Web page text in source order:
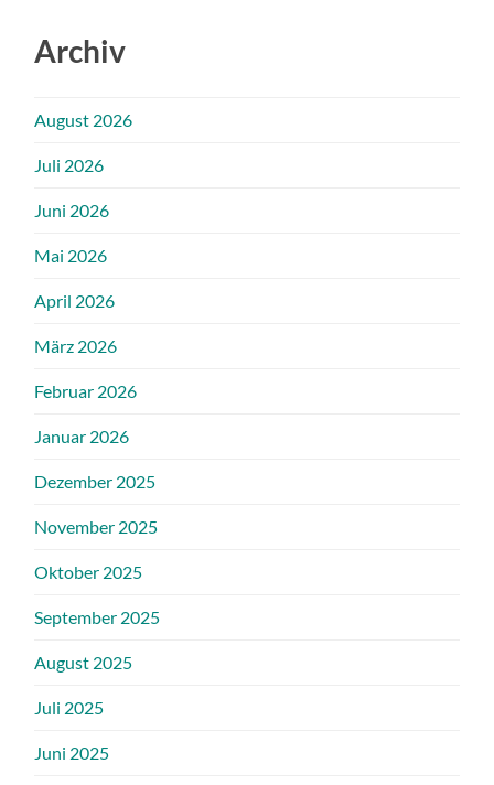
Archiv
August 2026
Juli 2026
Juni 2026
Mai 2026
April 2026
März 2026
Februar 2026
Januar 2026
Dezember 2025
November 2025
Oktober 2025
September 2025
August 2025
Juli 2025
Juni 2025